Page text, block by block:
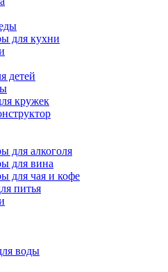
для кухни
детей
кружек
для алкоголя
для вина
для чая и кофе
питья
воды